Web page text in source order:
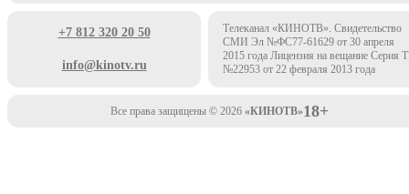
+7 812 320 20 50
info@kinotv.ru
Телеканал «КИНОТВ». Свидетельство
СМИ Эл №ФС77-61629 от 30 апреля
2015 года Лицензия на вещание Серия
№22953 от 22 февраля 2013 года
Все права защищены © 2026 «КИНОТВ»18+